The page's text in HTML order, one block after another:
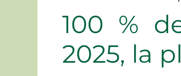
100 %
2025, la